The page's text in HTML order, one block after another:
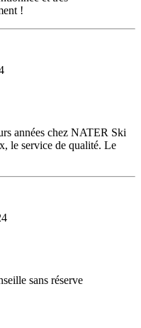
!
années chez NATER Ski
le service de qualité. Le
sans réserve